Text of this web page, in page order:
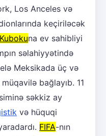
Los Anceles və
keçiriləcək
na ev sahibliyi
səlahiyyətində
Meksikada üç və
bağlayıb. 11
səkkiz ay
və hüquqi
FIFA-nın